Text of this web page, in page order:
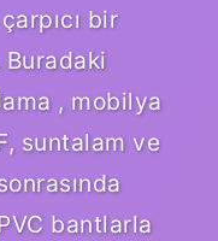
bir
, mobilya
suntalam ve
bantlarla